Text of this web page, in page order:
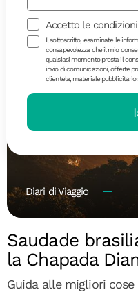
Diari di Viaggio
Saudade
la Chapada
Guida alle migliori
Accetto le
Il sottoscritto, esaminate le
consapevolezza che il mio
qualsiasi momento presta il
invio di comunicazioni, offerte
clientela, materiale pubblicitario